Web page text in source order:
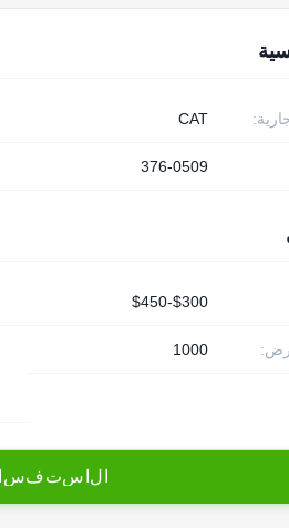
CAT
376-0509
$300-$450
1000
ل ستفس